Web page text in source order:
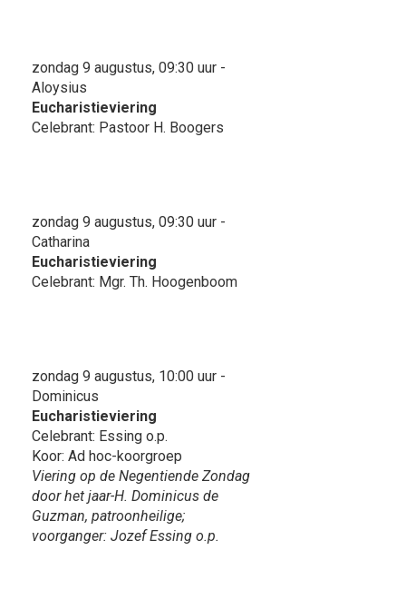
zondag 9 augustus, 09:30 uur -
Aloysius
Eucharistieviering
Celebrant: Pastoor H. Boogers
zondag 9 augustus, 09:30 uur -
Catharina
Eucharistieviering
Celebrant: Mgr. Th. Hoogenboom
zondag 9 augustus, 10:00 uur -
Dominicus
Eucharistieviering
Celebrant: Essing o.p.
Koor: Ad hoc-koorgroep
Viering op de Negentiende Zondag
door het jaar-H. Dominicus de
Guzman, patroonheilige;
voorganger: Jozef Essing o.p.